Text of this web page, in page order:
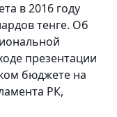
в 2016 году
тенге. Об
презентации
бюджете на
РК,